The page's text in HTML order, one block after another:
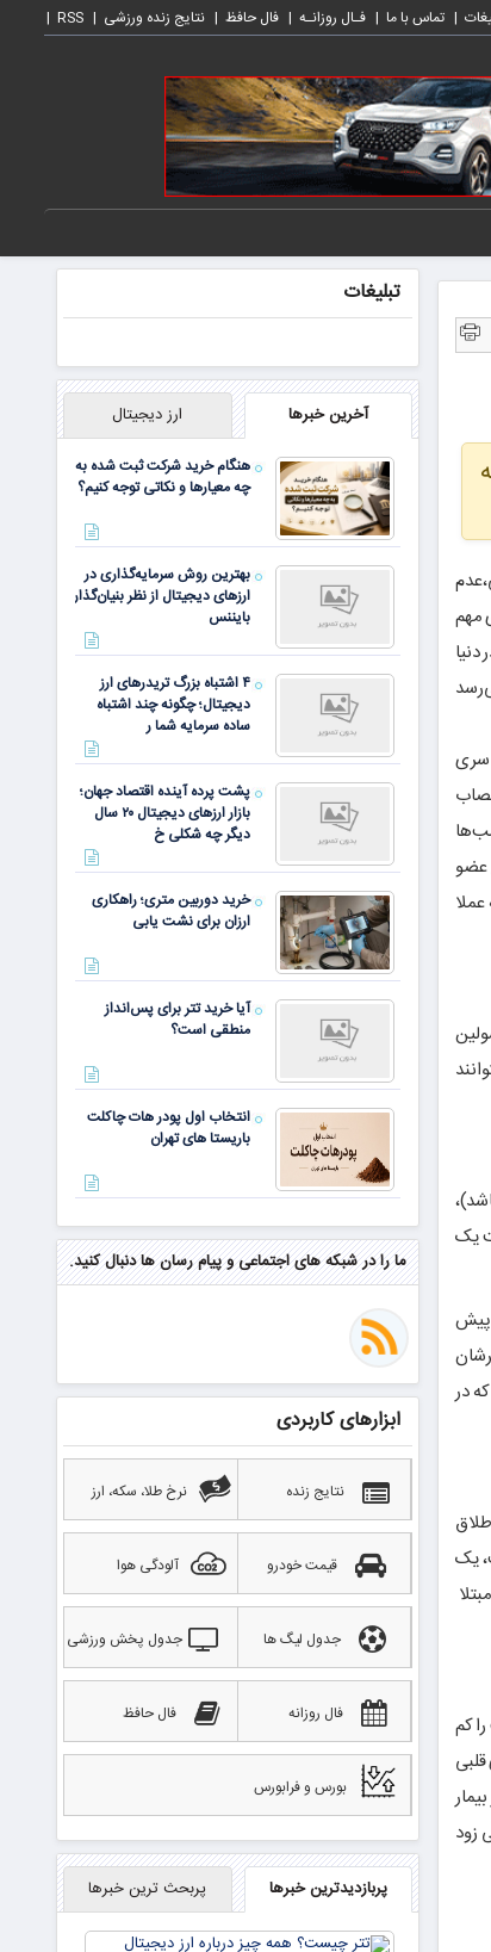
تماس با ما فـال روزانـه فال حافظ نتایج زنده ورزشی RSS
مهم
می‌رسد
سری
عضو
یک
پیش
آخر عمرشان
که در
یک
کم
زود
تبلیغات
آخرین خبرها ارز دیجیتال
هنگام خرید شرکت ثبت شده به
چه معیارها و نکاتی توجه کنیم؟
بهترین روش سرمایه‌گذاری در
ارزهای دیجیتال از نظر بنیان‌گذار
بایننس
۴ اشتباه بزرگ تریدرهای ارز
دیجیتال؛ چگونه چند اشتباه
ساده سرمایه شما ر
پشت پرده آینده اقتصاد جهان؛
بازار ارزهای دیجیتال ۲۰ سال
دیگر چه شکلی خ
خرید دوربین متری؛ راهکاری
ارزان برای نشت یابی
آیا خرید تتر برای پس‌انداز
منطقی است؟
انتخاب اول پودر هات چاکلت
باریستا های تهران
مهم‌ترین مهارت برای موفقیت از
نگاه وارن بافت و جف بزوس
منتظر سقوط قی
بهترین صرافی ارز دیجیتال
خارجی بدون تحریم را بشناسید؛
آپدیت ۲۰۲۶
ما را در شبکه های اجتماعی و پیام رسان ها دنبال کنید.
ابزارهای کاربردی
نتایج زنده نرخ طلا، سکه، ارز
قیمت خودرو آلودگی هوا
جدول لیگ ها جدول پخش ورزشی
فال روزانه فال حافظ
بورس و فرابورس
پربازدیدترین خبرها پربحث ترین خبرها